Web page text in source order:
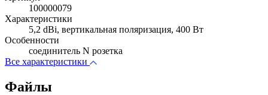
100000079
Характеристики
5,2 dBi, вертикальная поляризация, 400 Вт
Особенности
соединитель N розетка
Все характеристики
Файлы